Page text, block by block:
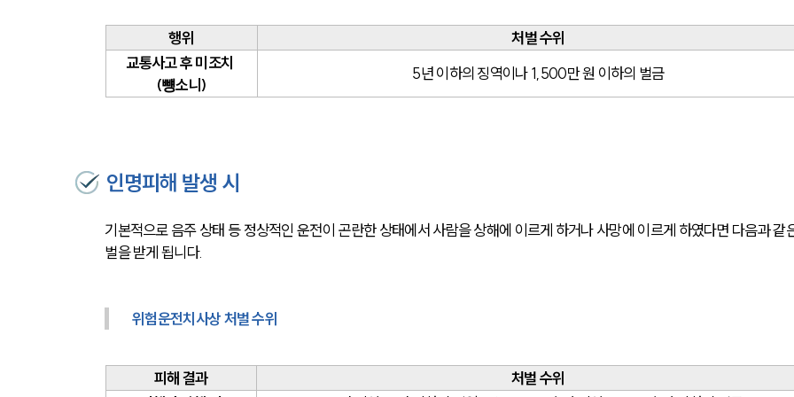
행위
처벌 수위
교통사고 후 미조치
(뻉소니)
5년 이하의 징역이나 1,500만 원 이하의 벌금
인명피해 발생 시
기본적으로 음주 상태 등 정상적인 운전이 곤란한 상태에서 사람을 상해에 이르게 하거나 사망에 이르게 하였다면 다음과 같
벌을 받게 됩니다.
위험운전치사상 처벌 수위
피해 결과
처벌 수위